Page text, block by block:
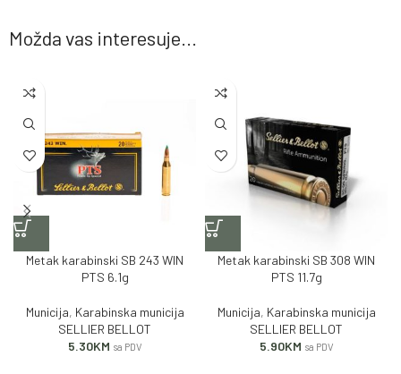
Možda vas interesuje...
Metak karabinski SB 243 WIN
PTS 6.1g
Municija, Karabinska municija
SELLIER BELLOT
5.30KM sa PDV
Metak karabinski SB 308 WIN
PTS 11.7g
Municija, Karabinska municija
SELLIER BELLOT
5.90KM sa PDV